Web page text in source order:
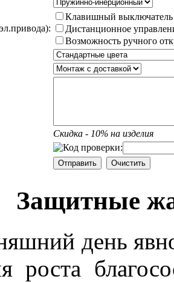
Клавишный выключатель
Дистанционное
Возможность ручного
Скидка - 10% на изделия
Защитные
день
роста